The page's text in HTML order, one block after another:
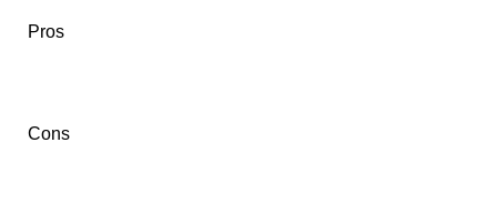
Pros
Cons